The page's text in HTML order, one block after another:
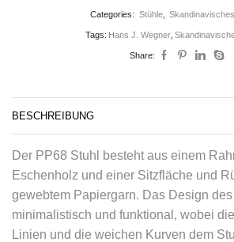
Categories: Stühle
Tags: Hans J. Wegner,
Share:
BESCHREIBUNG
Der PP68 Stuhl besteht aus einem
Eschenholz und einer Sitzfläche und
gewebtem Papiergarn. Das Design
minimalistisch und funktional, wobei
Linien und die weichen Kurven dem